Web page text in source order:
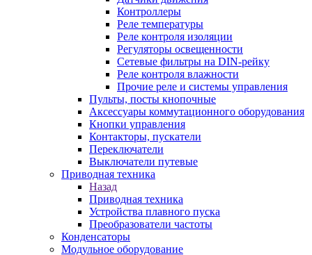
Контроллеры
Реле температуры
Реле контроля изоляции
Регуляторы освещенности
Сетевые фильтры на DIN-рейку
Реле контроля влажности
Прочие реле и системы управления
Пульты, посты кнопочные
Аксессуары коммутационного оборудования
Кнопки управления
Контакторы, пускатели
Переключатели
Выключатели путевые
Приводная техника
Назад
Приводная техника
Устройства плавного пуска
Преобразователи частоты
Конденсаторы
Модульное оборудование